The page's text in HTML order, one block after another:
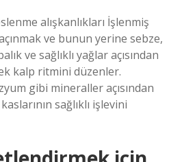
alışkanlıkları İşlenmiş
ve bunun yerine sebze,
ve sağlıklı yağlar açısından
kalp ritmini düzenler.
gibi mineraller açısından
sağlıklı işlevini